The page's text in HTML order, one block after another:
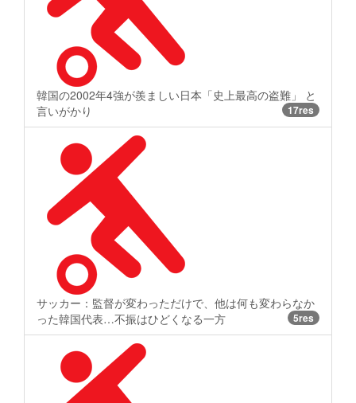
韓国の2002年4強が羨ましい日本「史上最高の盗難」 と
言いがかり
17res
サッカー：監督が変わっただけで、他は何も変わらなか
った韓国代表…不振はひどくなる一方
5res